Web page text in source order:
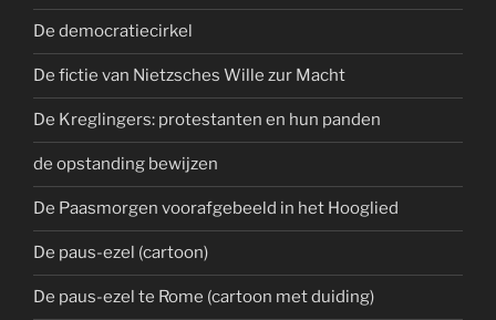
De democratiecirkel
De fictie van Nietzsches Wille zur Macht
De Kreglingers: protestanten en hun panden
de opstanding bewijzen
De Paasmorgen voorafgebeeld in het Hooglied
De paus-ezel (cartoon)
De paus-ezel te Rome (cartoon met duiding)